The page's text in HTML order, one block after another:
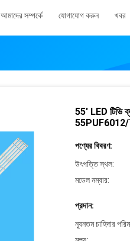
আমাদের সম্পর্কে যোগাযোগ করুন খবর
55' LED টিভি
পণ্যের বিবরণ:
উৎপত্তি স্থল:
মডেল নম্বার:
প্রদান:
ন্যূনতম চাহিদার